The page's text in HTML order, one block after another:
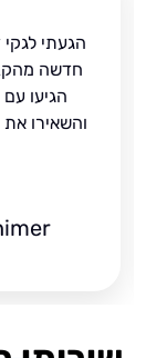
הגעתי לגקי דרך
חדשה מהקבלן
הגיעו עם כל
והשאירו את הבית